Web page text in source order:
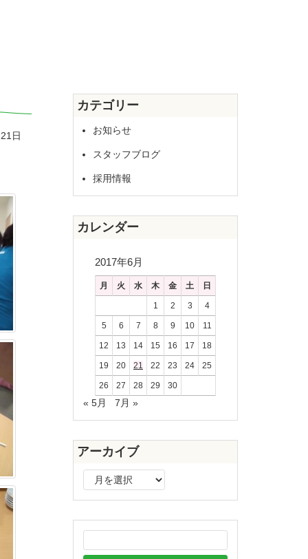
カテゴリー
お知らせ
スタッフブログ
採用情報
カレンダー
2017年6月
月 火 水 木 金 土 日
1 2 3 4
5 6 7 8 9 10 11
12 13 14 15 16 17 18
19 20 21 22 23 24 25
26 27 28 29 30
« 5月 7月 »
アーカイブ
ー
カ
イ
ブ
日